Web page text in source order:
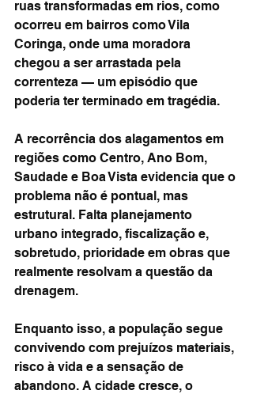
ruas transformadas em rios, como
ocorreu em bairros como Vila
Coringa, onde uma moradora
chegou a ser arrastada pela
correnteza — um episódio que
poderia ter terminado em tragédia.
A recorrência dos alagamentos em
regiões como Centro, Ano Bom,
Saudade e Boa Vista evidencia que o
problema não é pontual, mas
estrutural. Falta planejamento
urbano integrado, fiscalização e,
sobretudo, prioridade em obras que
realmente resolvam a questão da
drenagem.
Enquanto isso, a população segue
convivendo com prejuízos materiais,
risco à vida e a sensação de
abandono. A cidade cresce, o